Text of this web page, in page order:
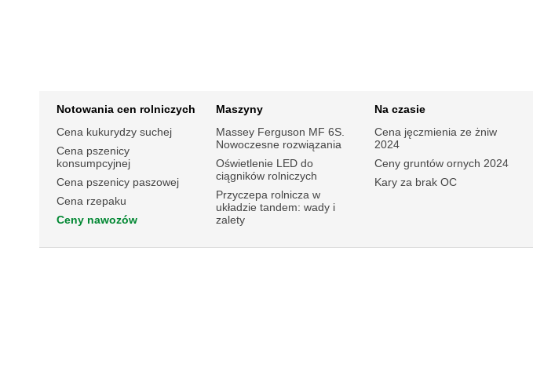
Notowania cen rolniczych
Cena kukurydzy suchej
Cena pszenicy
konsumpcyjnej
Cena pszenicy paszowej
Cena rzepaku
Ceny nawozów
Maszyny
Massey Ferguson MF 6S.
Nowoczesne rozwiązania
Oświetlenie LED do
ciągników rolniczych
Przyczepa rolnicza w
układzie tandem: wady i
zalety
Na czasie
Cena jęczmienia ze żniw
2024
Ceny gruntów ornych 2024
Kary za brak OC